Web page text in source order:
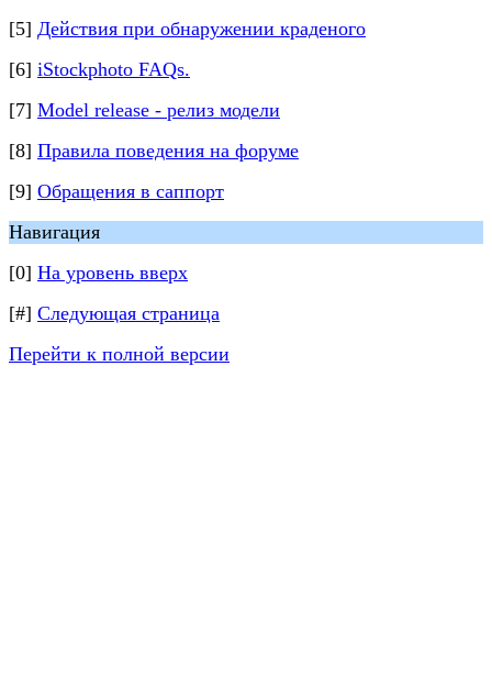
[5] Действия при обнаружении краденого
[6] iStockphoto FAQs.
[7] Model release - релиз модели
[8] Правила поведения на форуме
[9] Обращения в саппорт
Навигация
[0] На уровень вверх
[#] Следующая страница
Перейти к полной версии